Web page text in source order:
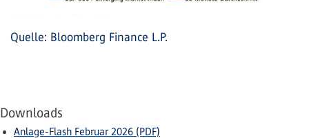
Quelle: Bloomberg Finance L.P.
Downloads
Anlage-Flash Februar 2026 (PDF)